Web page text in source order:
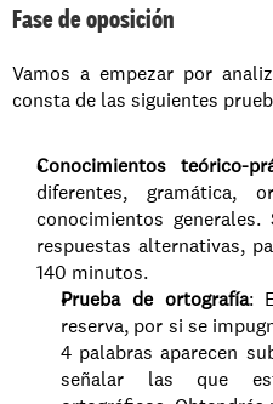
Fase de oposición
Vamos a empezar por
consta de las siguientes
Conocimientos teórico-
diferentes, gramática,
conocimientos
respuestas alternativas,
140 minutos.
Prueba de ortografía:
reserva, por si se
4 palabras aparecen
señalar las que